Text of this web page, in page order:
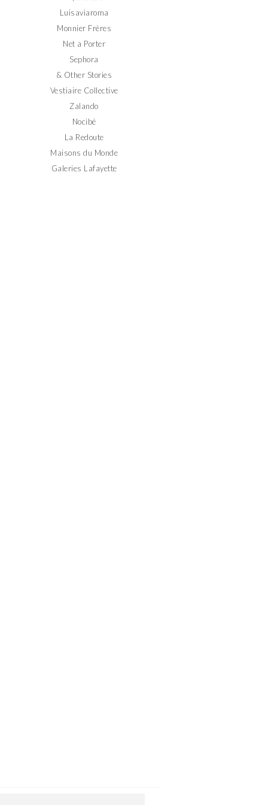
Luisaviaroma
Monnier Frères
Net a Porter
Sephora
& Other Stories
Vestiaire Collective
Zalando
Nocibé
La Redoute
Maisons du Monde
Galeries Lafayette